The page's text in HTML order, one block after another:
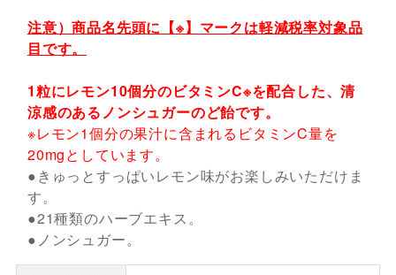
注意）商品名先頭に【※】マークは軽減税率対象品
目です。
1粒にレモン10個分のビタミンC※を配合した、清
涼感のあるノンシュガーのど飴です。
※レモン1個分の果汁に含まれるビタミンC量を
20mgとしています。
●きゅっとすっぱいレモン味がお楽しみいただけま
す。
●21種類のハーブエキス。
●ノンシュガー。